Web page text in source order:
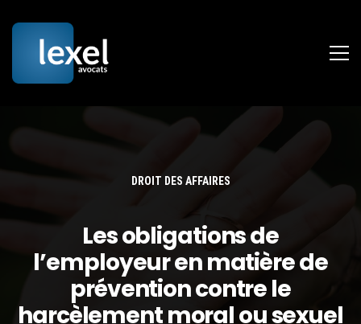
DROIT DES AFFAIRES
Les obligations de
l’employeur en matière de
prévention contre le
harcèlement moral ou sexuel